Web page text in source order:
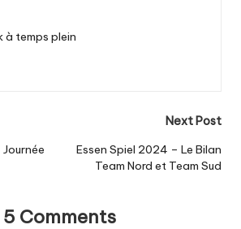
à temps plein
Next Post
Essen Spiel 2024 – Le Bilan
Team Nord et Team Sud
5 Comments